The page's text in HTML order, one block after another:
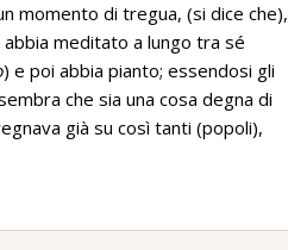
momento di tregua, (si dice che),
meditato a lungo tra sé
) e poi abbia pianto; essendosi gli
che sia una cosa degna di
già su così tanti (popoli),